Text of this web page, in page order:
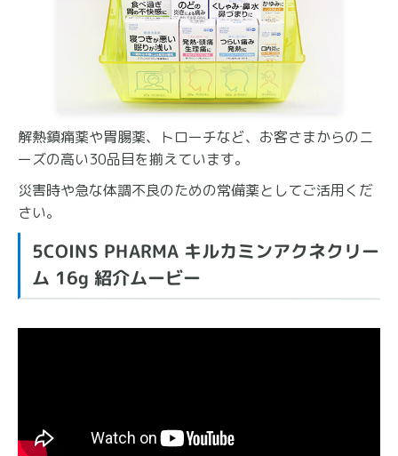
解熱鎮痛薬や胃腸薬、トローチなど、お客さまからのニ
ーズの高い30品目を揃えています。
災害時や急な体調不良のための常備薬としてご活用くだ
さい。
5COINS PHARMA キルカミンアクネクリー
ム 16g 紹介ムービー